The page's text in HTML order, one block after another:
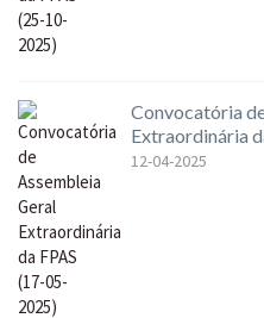
Convocatória
Extraordinária
12-04-2025